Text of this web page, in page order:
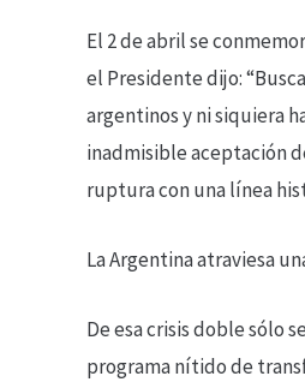
El 2 de abril se
el Presidente dijo:
argentinos y ni siquiera
inadmisible aceptación
ruptura con una línea
La Argentina atraviesa
De esa crisis doble sólo
programa nítido de